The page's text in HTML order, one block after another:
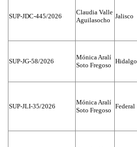
SUP-JDC-445/2026
Claudia Valle
Aguilasocho
Jalisco
SUP-JG-58/2026
Mónica Aralí
Soto Fregoso
Hidalgo
SUP-JLI-35/2026
Mónica Aralí
Soto Fregoso
Federal